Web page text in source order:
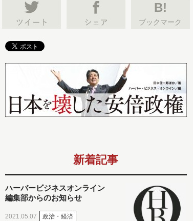
B!
ブックマーク
新着記事
ハーバービジネスオンライン
編集部からのお知らせ
2021.05.07 政治・経済